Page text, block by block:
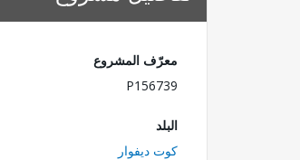
معرّف المشروع
P156739
البلد
كوت ديفوار